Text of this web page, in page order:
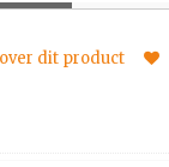
dit product